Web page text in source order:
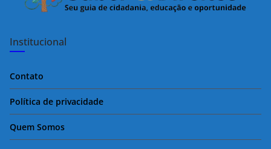
Institucional
Contato
Política de privacidade
Quem Somos